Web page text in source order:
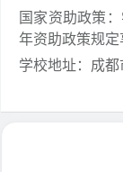
国家资助政策
年资助政策规定
学校地址：成